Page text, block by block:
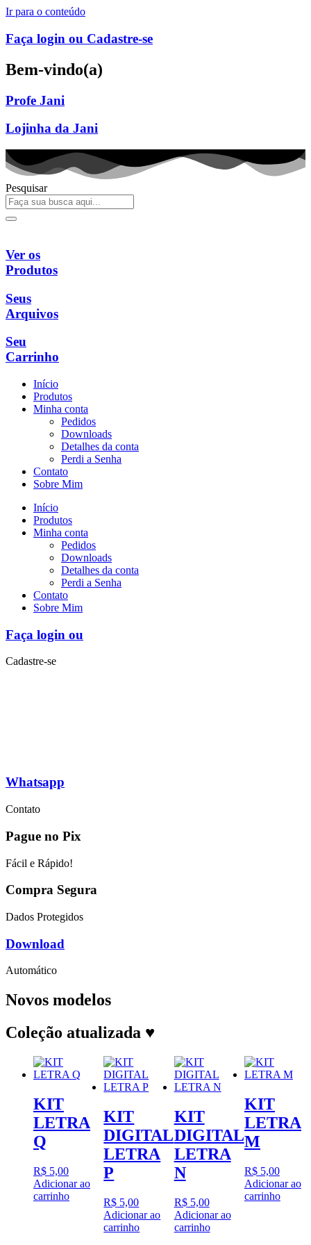
Ir para o conteúdo
Faça login ou Cadastre-se
Bem-vindo(a)
Profe Jani
Lojinha da Jani
Pesquisar
Ver os
Produtos
Seus
Arquivos
Seu
Carrinho
Início
Produtos
Minha conta
Pedidos
Downloads
Detalhes da conta
Perdi a Senha
Contato
Sobre Mim
Início
Produtos
Minha conta
Pedidos
Downloads
Detalhes da conta
Perdi a Senha
Contato
Sobre Mim
Faça login ou
Cadastre-se
Whatsapp
Contato
Pague no Pix
Fácil e Rápido!
Compra Segura
Dados Protegidos
Download
Automático
Novos modelos
Coleção atualizada ♥
KIT
LETRA
Q
R$ 5,00
Adicionar ao
carrinho
KIT
DIGITAL
LETRA
P
R$ 5,00
Adicionar ao
carrinho
KIT
DIGITAL
LETRA
N
R$5,00
Adicionar ao
carrinho
KIT
LETRA
M
R$5,00
Adicionar ao
carrinho